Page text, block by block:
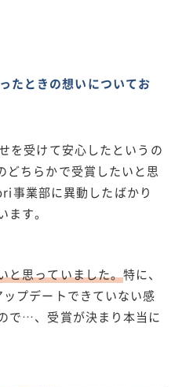
たときの想いについてお
を受けて安心したというの
ちらかで受賞したいと思
事業部に異動したばかり
す。
と思っていました。特に、
プデートできていない感
で…、受賞が決まり本当に